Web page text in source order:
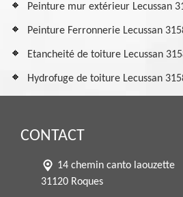
Peinture mur extérieur Lecussan
Peinture Ferronnerie Lecussan
Etancheité de toiture Lecussan
Hydrofuge de toiture Lecussan
CONTACT
14 chemin canto laouzette
31120 Roques